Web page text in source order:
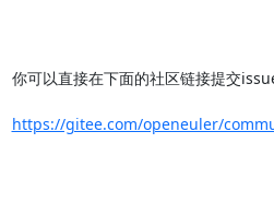
你可以直接在下面的社区链接提交
https://gitee.com/openeuler/